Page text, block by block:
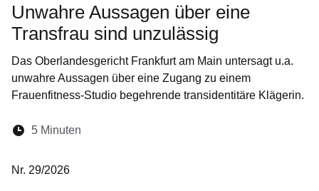
Unwahre Aussagen über eine
Transfrau sind unzulässig
Das Oberlandesgericht Frankfurt am Main untersagt u.a.
unwahre Aussagen über eine Zugang zu einem
Frauenfitness-Studio begehrende transidentitäre Klägerin.
Lesedauer:
5 Minuten
Nr. 29/2026